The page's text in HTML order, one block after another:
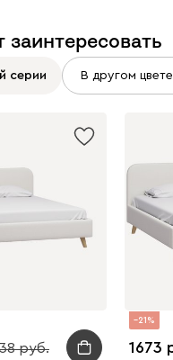
заинтересовать
серии В другом цвете
21
1673